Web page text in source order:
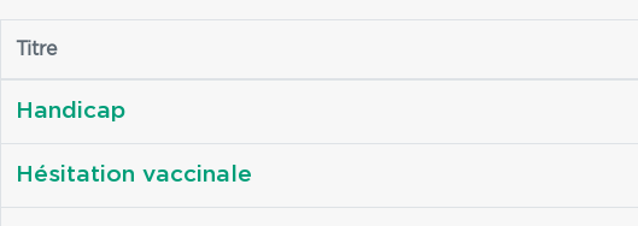
Titre
Handicap
Hésitation vaccinale